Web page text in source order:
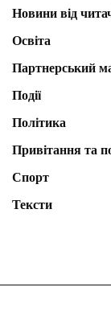
Новини від
Освіта
Партнерський
Події
Політика
Привітання та
Спорт
Тексти